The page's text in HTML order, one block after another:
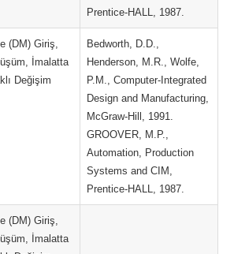
Prentice-HALL, 1987.
(DM) Giriş,
İmalatta
Değişim
Bedworth, D.D.,
Henderson, M.R., Wolfe,
P.M., Computer-Integrated
Design and Manufacturing,
McGraw-Hill, 1991.
GROOVER, M.P.,
Automation, Production
Systems and CIM,
Prentice-HALL, 1987.
(DM) Giriş,
İmalatta